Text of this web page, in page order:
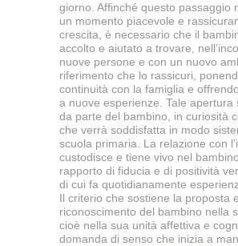
giorno. Affinché questo passaggio
un momento piacevole e
crescita, è necessario che il
accolto e aiutato a trovare,
nuove persone e con un nuovo
riferimento che lo rassicuri,
continuità con la famiglia e
a nuove esperienze. Tale apertura
da parte del bambino, in curiosità
che verrà soddisfatta in modo
scuola primaria. La relazione con
custodisce e tiene vivo nel
rapporto di fiducia e di positività
di cui fa quotidianamente
Il criterio che sostiene la proposta
riconoscimento del bambino nella
cioè nella sua unità affettiva e
domanda di senso che inizia a